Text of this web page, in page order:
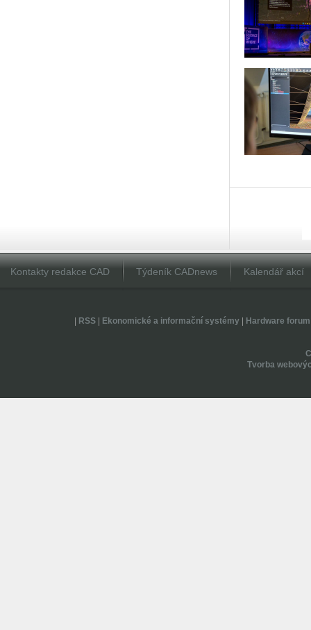
Kontakty redakce CAD Týdeník CADnews Kalendář akcí
RSS| Ekonomické a informační systémy| Hardware forum
Tvorba